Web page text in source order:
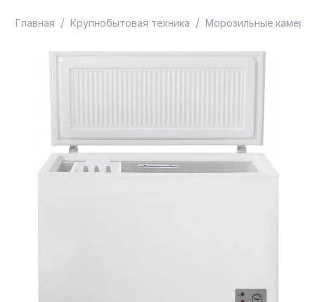
Главная / Крупнобытовая техника / Морозильные камеры